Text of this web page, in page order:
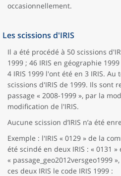
occasionnellement.
Les scissions d'IRIS
Il a été procédé à 50 scissions
1999 ; 46 IRIS en géographie
4 IRIS 1999 l'ont été en 3 IRIS.
scissions d'IRIS de 1999. Ils sont
passage « 2008-1999 », par la
modification de l'IRIS.
Aucune scission d’IRIS n’a été
Exemple : l'IRIS « 0129 » de la
été scindé en deux IRIS : « 0131
« passage_geo2012versgeo1999
ces deux IRIS le code IRIS 1999 :